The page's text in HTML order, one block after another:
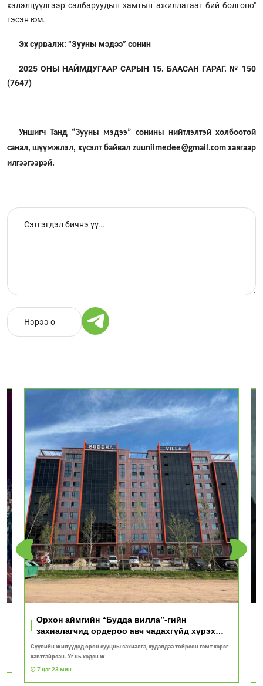
хэлэлцүүлгээр салбаруудын хамтын ажиллагааг бий болгоно"
гэсэн юм.
Эх сурвалж: “Зууны мэдээ” сонин
2025 ОНЫ НАЙМДУГААР САРЫН 15. БААСАН ГАРАГ. № 150
(7647)
Уншигч Танд “Зууны мэдээ” сонины нийтлэлтэй холбоотой
санал, шүүмжлэл, хүсэлт байвал zuuniimedee@gmail.com хаягаар
илгээгээрэй.
Орхон аймгийн “Будда вилла”-гийн
захиалагчид ордероо авч чадахгүйд хүрэх
вий!
Сүүлийн жилүүдэд орон сууцны захиалга, худалдаа тойрсон гэмт хэрэг
хавтгайрсан. Уг нь хэдэн ж
7 цаг 23 мин